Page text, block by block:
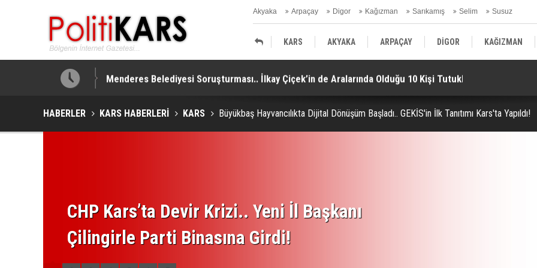
Akyaka Arpaçay Digor Kağızman Sarıkamış Selim Susuz
Kars Gündem
KARS AKYAKA ARPAÇAY DİGOR KAĞIZMAN
SELİM SUSUZ KARS GÜNDEM
Menderes Belediyesi Soruşturması.. İlkay Çiçek’in de Aralarında Olduğu 10 Kişi Tutuklandı!
HABERLER KARS HABERLERİ KARS Büyükbaş Hayvancılıkta Dijital Dönüşüm Başladı.. GEKİS'in İlk Tanıtımı Kars'ta Yapıldı!
CHP Kars’ta Devir Krizi.. Yeni İl Başkanı
Çilingirle Parti Binasına Girdi!